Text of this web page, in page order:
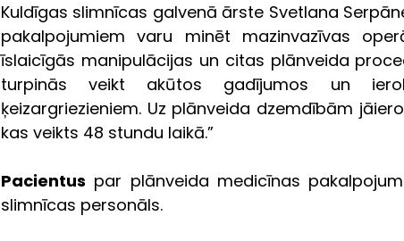
Kuldīgas slimnīcas galvenā ārste Svetlana
pakalpojumiem varu minēt mazinvazīvas
īslaicīgās manipulācijas un citas plānveida
turpinās veikt akūtos gadījumos un
ķeizargriezieniem. Uz plānveida dzemdībām
kas veikts 48 stundu laikā.”
Pacientus par plānveida medicīnas
slimnīcas personāls.